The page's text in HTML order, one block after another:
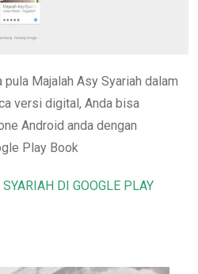
Majalah Asy Syariah dalam
versi digital, Anda bisa
Android anda dengan
Play Book
DI GOOGLE PLAY